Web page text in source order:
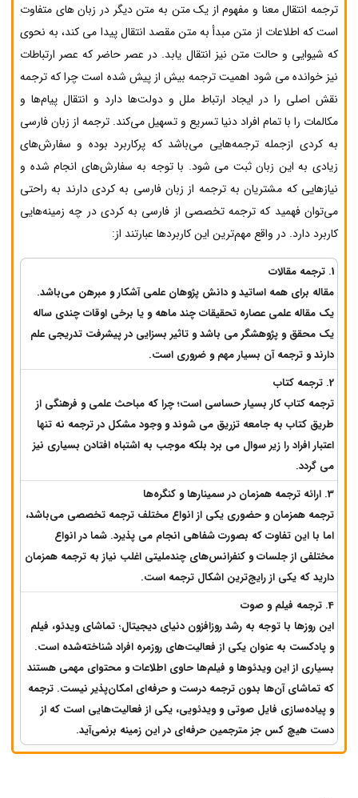
ترجمه انتقال معنا و مفهوم از یک متن به متن دیگر در زبان های متفاوت
است که اطلاعات از متن مبدأ به متن مقصد انتقال پیدا می کند، به نحوی
که شیوایی و حالت متن نیز انتقال یابد. در عصر حاضر که عصر ارتباطات
نیز خوانده می شود اهمیت ترجمه بیش از پیش شده است چرا که ترجمه
نقش اصلی را در ایجاد ارتباط ملل و دولت‌ها دارد و انتقال پیام‌ها و
مکالمات را با تمام افراد دنیا تسریع و تسهیل می‌کند. ترجمه از زبان فارسی
به کردی ازجمله ترجمه‌هایی می‌باشد که پرکاربرد بوده و سفارش‌های
زیادی به این زبان ثبت می شود. با توجه به سفارش‌های انجام شده و
نیازهایی که مشتریان به ترجمه از زبان فارسی به کردی دارند به راحتی
می‌توان فهمید که ترجمه تخصصی از فارسی به کردی در چه زمینه‌هایی
کاربرد دارد. در واقع مهم‌ترین این کاربردها عبارتند از:
1.‌‌ ترجمه مقالات
مقاله برای همه اساتید و دانش پژوهان علمی آشکار و مبرهن می‌باشد.
یک مقاله علمی عصاره تحقیقات چند ماهه و یا برخی اوقات چندی ساله
یک محقق و پژوهشگر می باشد و تاثیر بسزایی در پیشرفت تدریجی علم
دارند و ترجمه آن بسیار مهم و ضروری است.
2. ترجمه کتاب
ترجمه کتاب کار بسیار حساسی است؛ چرا که مباحث علمی و فرهنگی از
طریق کتاب به جامعه تزریق می شوند و وجود مشکل در ترجمه نه تنها
اعتبار افراد را زیر سوال می برد بلکه موجب به اشتباه افتادن بسیاری نیز
می گردد.
3. ارائه ترجمه همزمان در سمینارها و کنگره‌ها
ترجمه همزمان و حضوری یکی از انواع مختلف ترجمه تخصصی می‌باشد،
اما با این تفاوت که بصورت شفاهی انجام می پذیرد. شما در انواع
مختلفی از جلسات و کنفرانس‌های چندملیتی اغلب نیاز به ترجمه همزمان
دارید که ‌یکی از رایج‌ترین اشکال ترجمه است.
4. ترجمه فیلم و صوت‌
این روزها با توجه به رشد روزافزون دنیای دیجیتال؛ تماشای ویدئو، فیلم
و پادکست به عنوان یکی از فعالیت‌های روزمره افراد شناخته‌شده است.
بسیاری از این ویدئوها و فیلم‌ها حاوی اطلاعات و محتوای مهمی هستند
که تماشای آن‌ها بدون ترجمه درست و حرفه‌ای امکان‌پذیر نیست. ترجمه
و پیاده‌سازی فایل صوتی و ویدئویی، یکی از فعالیت‌هایی است که از
دست هیچ کس جز مترجمین حرفه‌ای در این زمینه برنمی‌آید.